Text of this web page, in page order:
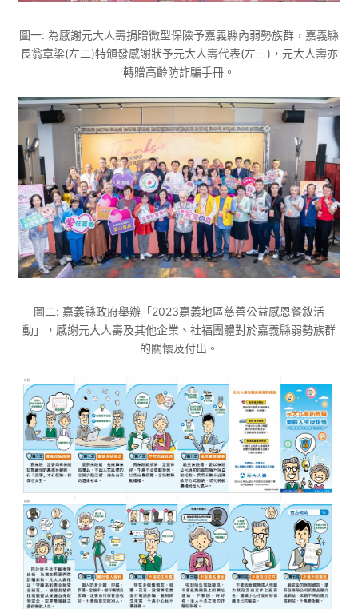
圖一: 為感謝元大人壽捐贈微型保險予嘉義縣內弱勢族群，嘉義縣
長翁章梁(左二)特頒發感謝狀予元大人壽代表(左三)，元大人壽亦
轉贈高齡防詐騙手冊。
圖二: 嘉義縣政府舉辦「2023嘉義地區慈善公益感恩餐敘活
動」，感謝元大人壽及其他企業、社福團體對於嘉義縣弱勢族群
的關懷及付出。